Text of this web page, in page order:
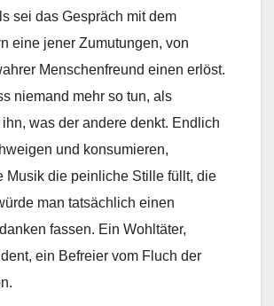
sei das Gespräch mit dem
eine jener Zumutungen, von
Menschenfreund einen erlöst.
niemand mehr so tun, als
was der andere denkt. Endlich
und konsumieren,
Musik die peinliche Stille füllt, die
man tatsächlich einen
fassen. Ein Wohltäter,
ein Befreier vom Fluch der